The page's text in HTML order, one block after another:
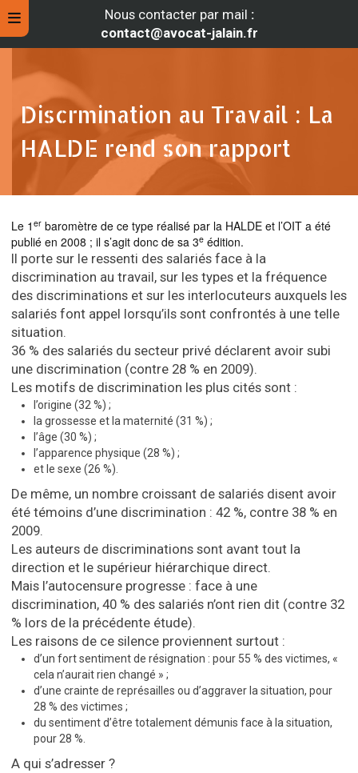
Nous contacter par mail :
contact@avocat-jalain.fr
Discrmination au Travail : La
HALDE rend son rapport
Le 1 er baromètre de ce type réalisé par la HALDE et l’OIT a été
publié en 2008 ; il s’agit donc de sa 3e édition.
Il porte sur le ressenti des salariés face à la
discrimination au travail, sur les types et la fréquence
des discriminations et sur les interlocuteurs auxquels les
salariés font appel lorsqu’ils sont confrontés à une telle
situation.
36 % des salariés du secteur privé déclarent avoir subi
une discrimination (contre 28 % en 2009).
Les motifs de discrimination les plus cités sont :
l’origine (32 %) ;
la grossesse et la maternité (31 %) ;
l’âge (30 %) ;
l’apparence physique (28 %) ;
et le sexe (26 %).
De même, un nombre croissant de salariés disent avoir
été témoins d’une discrimination : 42 %, contre 38 % en
2009.
Les auteurs de discriminations sont avant tout la
direction et le supérieur hiérarchique direct.
Mais l’autocensure progresse : face à une
discrimination, 40 % des salariés n’ont rien dit (contre 32
% lors de la précédente étude).
Les raisons de ce silence proviennent surtout :
d’un fort sentiment de résignation : pour 55 % des victimes, «
cela n’aurait rien changé » ;
d’une crainte de représailles ou d’aggraver la situation, pour
28 % des victimes ;
du sentiment d’être totalement démunis face à la situation,
pour 28 %.
A qui s’adresser ?